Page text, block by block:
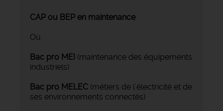
CAP ou BEP en maintenance
Où
Bac pro MEI (maintenance des équipements
industriels)
Bac pro MELEC (métiers de l’électricité et de
ses environnements connectés)